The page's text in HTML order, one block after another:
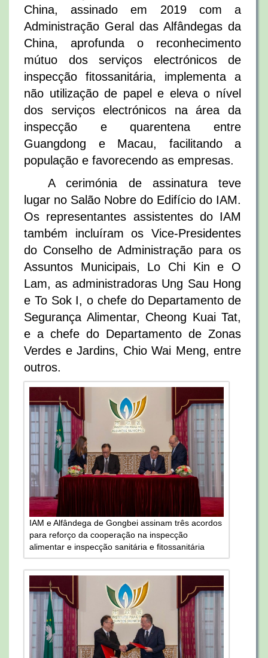
China, assinado em 2019 com a
Administração Geral das Alfândegas da
China, aprofunda o reconhecimento
mútuo dos serviços electrónicos de
inspecção fitossanitária, implementa a
não utilização de papel e eleva o nível
dos serviços electrónicos na área da
inspecção e quarentena entre
Guangdong e Macau, facilitando a
população e favorecendo as empresas.
A cerimónia de assinatura teve
lugar no Salão Nobre do Edifício do IAM.
Os representantes assistentes do IAM
também incluíram os Vice-Presidentes
do Conselho de Administração para os
Assuntos Municipais, Lo Chi Kin e O
Lam, as administradoras Ung Sau Hong
e To Sok I, o chefe do Departamento de
Segurança Alimentar, Cheong Kuai Tat,
e a chefe do Departamento de Zonas
Verdes e Jardins, Chio Wai Meng, entre
outros.
IAM e Alfândega de Gongbei assinam três acordos
para reforço da cooperação na inspecção
alimentar e inspecção sanitária e fitossanitária